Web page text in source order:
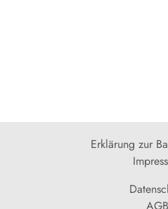
Erklärung zur